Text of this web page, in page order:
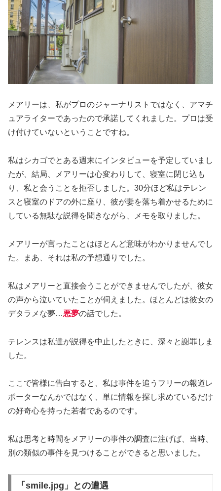
メアリーは、私がプロのジャーナリストではなく、アマチ
ュアライターであったので承諾してくれました。プロは受
け付けていないということですね。
私はシカゴでとある週末にインタビューを予定していまし
たが、結局、メアリーは心変わりして、寝室に閉じ込も
り、私と会うことを拒否しました。30分ほど私はテレン
スと寝室のドアの外に座り、彼が妻を落ち着かせるために
している無駄な説得を聞きながら、メモを取りました。
メアリーが言ったことはほとんど意味がわかりませんでし
た。まあ、それは私の予想通りでした。
私はメアリーと直接会うことができませんでしたが、彼女
の声から泣いていたことが伺えました。ほとんどは彼女の
デタラメな夢…悪夢の話でした。
テレンスは私達が説得を中止したときに、深々と謝罪しま
した。
ここで皆様に告白すると、私は事件を追うフリーの報道レ
ポーターなんかではなく、単に情報を探し求めているだけ
の好奇心を持った若者であるのです。
私は思考と時間をメアリーの事件の調査に注げば、当時、
別の類似の事件を見つけることができると思いました。
「smile.jpg」との遭遇